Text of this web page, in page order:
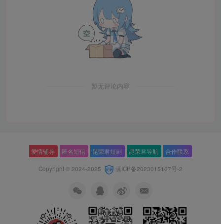
暂无评论内容
爱情辅导 匿名短信 昆荣君短剧 昆荣君导航 合作联系
Copyright © 2024-2025 滇ICP备2023015167号-2